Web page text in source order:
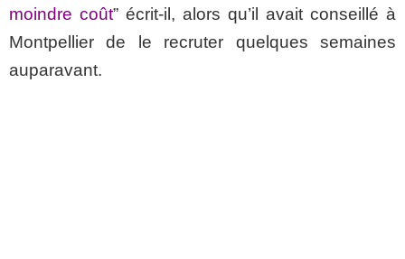
moindre coût” écrit-il, alors qu’il avait conseillé à
Montpellier de le recruter quelques semaines
auparavant.